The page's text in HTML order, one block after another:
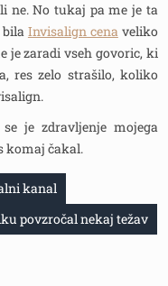
ne. No tukaj pa me je ta
bila Invisalign cenaveliko
je zaradi vseh govoric, ki
res zelo strašilo, koliko
je zdravljenje mojega
komaj čakal.
kanal
povzročal nekaj težav